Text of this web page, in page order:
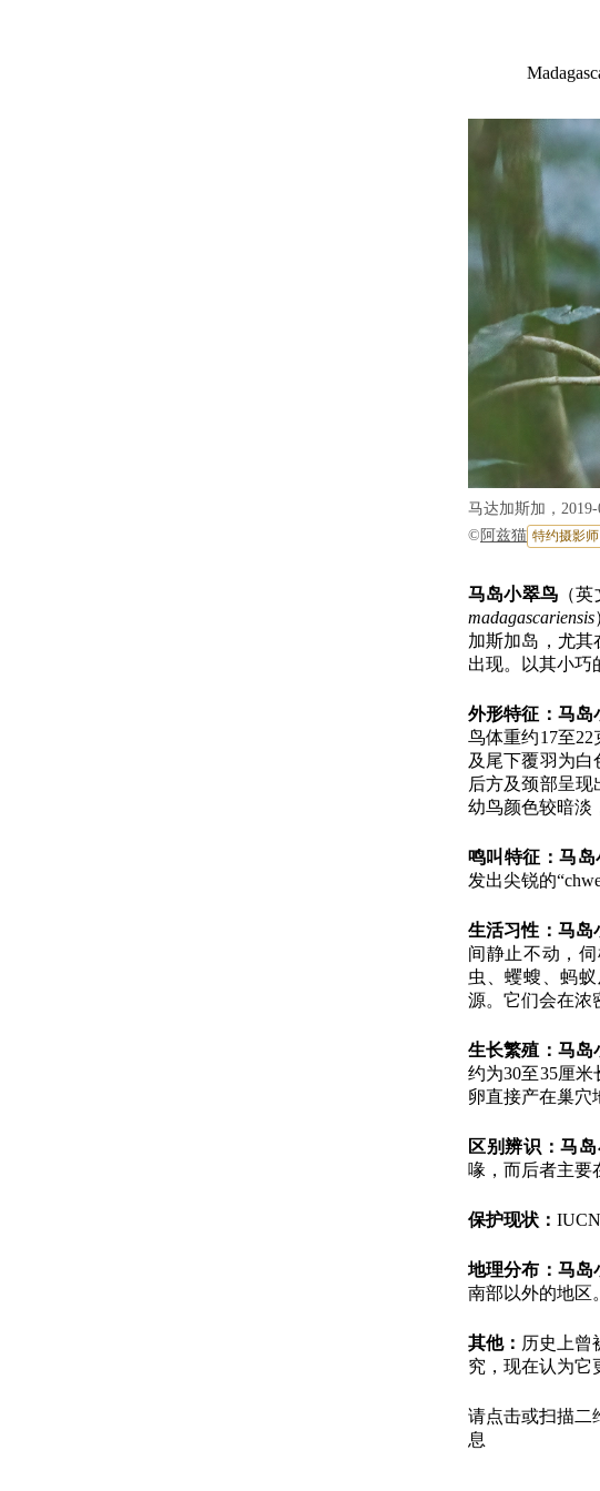
马达加斯加，
© 阿兹猫 特约摄影师
马岛小翠鸟 （
madagascariensis
加斯加岛，尤其
出现。以其小巧
外形特征： 马岛
鸟体重约17至
及尾下覆羽为
后方及颈部呈现
幼鸟颜色较暗淡
鸣叫特征：马岛
发出尖锐的
生活习性： 马岛
间静止不动，
虫、蠼螋、蚂
源。它们会在浓
生长繁殖： 马岛
约为30至35厘米
卵直接产在巢穴
区别辨识：马
喙，而后者主要
保护现状：
地理分布： 马岛
南部以外的地区。
其他： 历史上曾
究，现在认为它
请点击或扫描二
息